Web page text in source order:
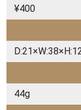
¥400
44g